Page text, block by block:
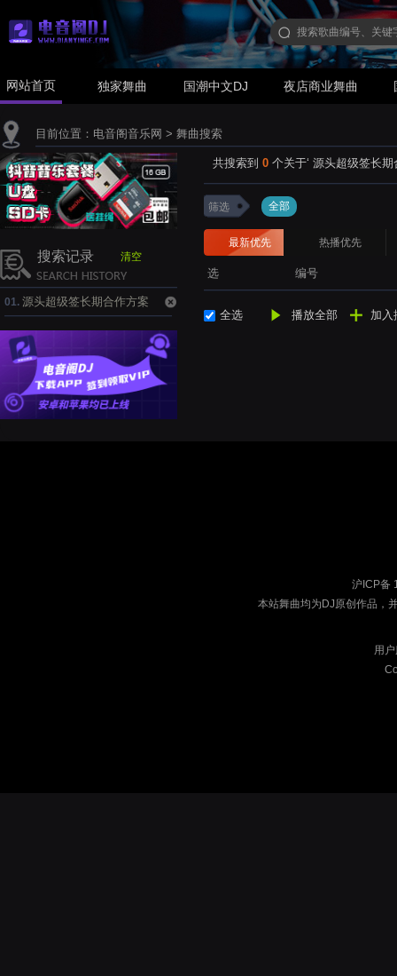
网站首页 独家舞曲 国潮中文DJ 夜店商业舞曲
目前位置： 电音阁音乐网 > 舞曲搜索
搜索记录 清空
01. 源头超级签长期合作方案
🎵Telegram:@duo693.ppj
共搜索到 0 个关于‘ 源头超级签长期
筛选 全部
最新优先 热播优先
选 编号
全选 播放全部 加入
沪ICP备
本站舞曲均为DJ原创作品，
用